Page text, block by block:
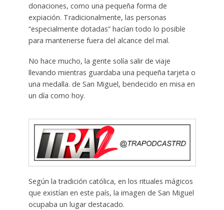
donaciones, como una pequeña forma de
expiación. Tradicionalmente, las personas
“especialmente dotadas” hacían todo lo posible
para mantenerse fuera del alcance del mal.
No hace mucho, la gente solía salir de viaje
llevando mientras guardaba una pequeña tarjeta o
una medalla. de San Miguel, bendecido en misa en
un día como hoy.
Según la tradición católica, en los rituales mágicos
que existían en este país, la imagen de San Miguel
ocupaba un lugar destacado.